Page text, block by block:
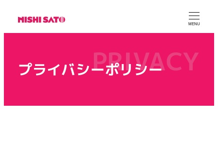
MENU
プライバシーポリシー